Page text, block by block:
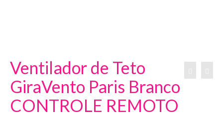
Ventilador de Teto
GiraVento Paris Branco
CONTROLE REMOTO